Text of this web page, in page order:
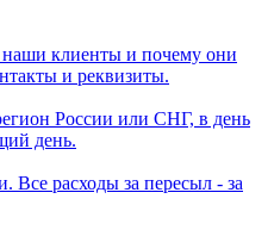
клиенты и почему они
и реквизиты.
России или СНГ, в день
день.
Все расходы за пересыл - за